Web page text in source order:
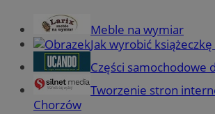
Meble na wymiar
Jak wyrobić
Części samochodowe
Tworzenie stron
Chorzów